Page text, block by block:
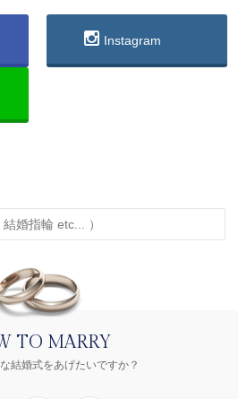
Instagram
TO MARRY
結婚式をあげたいですか？